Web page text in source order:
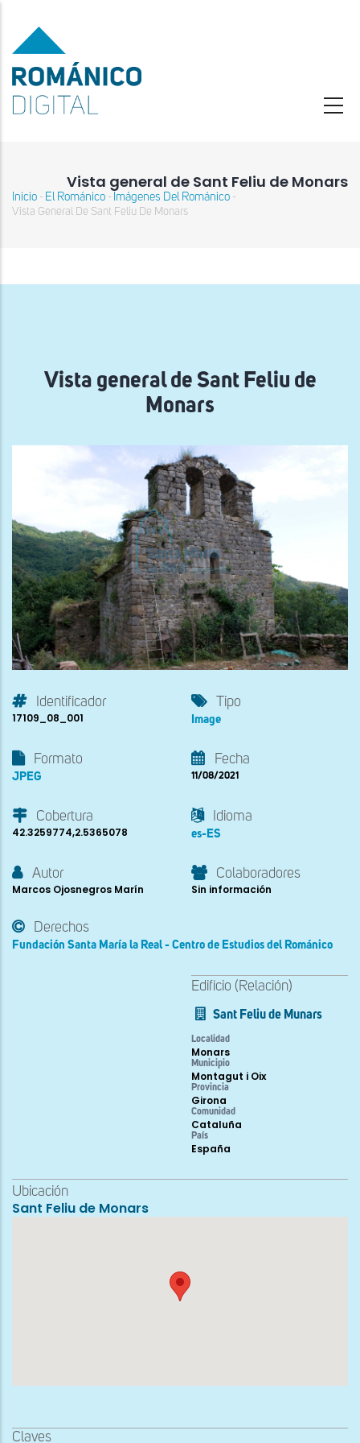
contenido
principal
Vista general de Sant Feliu de Monars
Sobrescribir
ayuda
Inicio - El Románico - Imágenes Del Románico -
Vista General De Sant Feliu De Monars
Vista general de Sant Feliu de
Monars
Identificador
17109_08_001
Tipo
Image
Formato
JPEG
Fecha
11/08/2021
Cobertura
42.3259774,2.5365078
Idioma
es-ES
Autor
Marcos Ojosnegros Marín
Colaboradores
Sin información
Derechos
Fundación Santa María la Real - Centro de Estudios del Románico
Edificio (Relación)
Sant Feliu de Munars
Localidad
Monars
Municipio
Montagut i Oix
Provincia
Girona
Comunidad
Cataluña
País
España
Ubicación
Sant Feliu de Monars
Claves